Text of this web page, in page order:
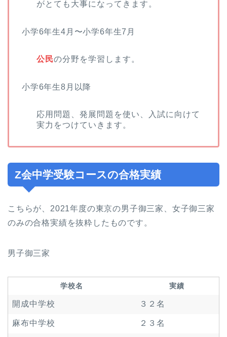
がとても大事になってきます。
小学6年生4月〜小学6年生7月
公民の分野を学習します。
小学6年生8月以降
応用問題、発展問題を使い、入試に向けて
実力をつけていきます。
Z会中学受験コースの合格実績
こちらが、2021年度の東京の男子御三家、女子御三家
のみの合格実績を抜粋したものです。
男子御三家
学校名 実績
開成中学校 ３２名
麻布中学校 ２３名